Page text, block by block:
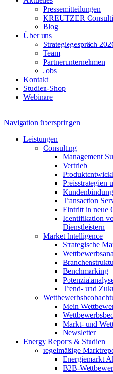
Pressemitteilungen
KREUTZER
Blog
Über uns
Strategiegespräch
Team
Partnerunternehmen
Jobs
Kontakt
Studien-Shop
Webinare
Navigation überspringen
Leistungen
Consulting
Management
Vertrieb
Preisstrategien
Transaction
Eintritt in neue
Identifikation
Dienstleistern
Market Intelligence
Strategische
Benchmarking
Trend- und
Mein
Markt- und
Newsletter
Energy Reports & Studien
regelmäßige
Energiemarkt
B2B-